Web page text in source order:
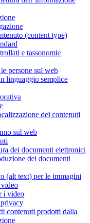
(content type)
e tassonomie
persone sul web
linguaggio semplice
dei contenuti
sul web
dei documenti elettronici
dei documenti
(alt text) per le immagini
i video
contenuti prodotti dalla